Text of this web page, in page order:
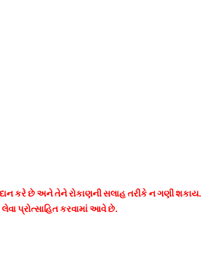
કરે છે અને તેને રોકાણની સલાહ તરીકે ન ગણી શકાય.
પ્રોત્સાહિત કરવામાં આવે છે.